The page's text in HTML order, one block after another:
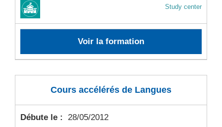
Study center
Voir la formation
Cours accélérés de Langues
Débute le :
28/05/2012